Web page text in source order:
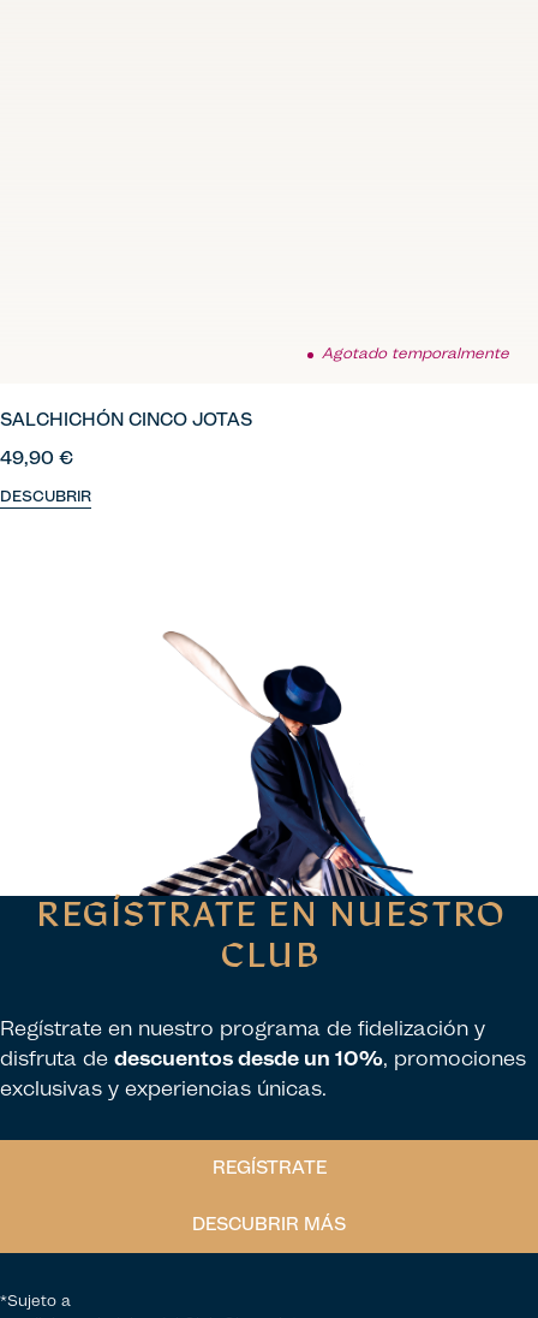
Agotado temporalmente
SALCHICHÓN CINCO JOTAS
49,90 €
DESCUBRIR
REGÍSTRATE EN NUESTRO
CLUB
Regístrate en nuestro programa de fidelización y
disfruta de descuentos desde un 10%, promociones
exclusivas y experiencias únicas.
REGÍSTRATE
DESCUBRIR MÁS
*Sujeto a